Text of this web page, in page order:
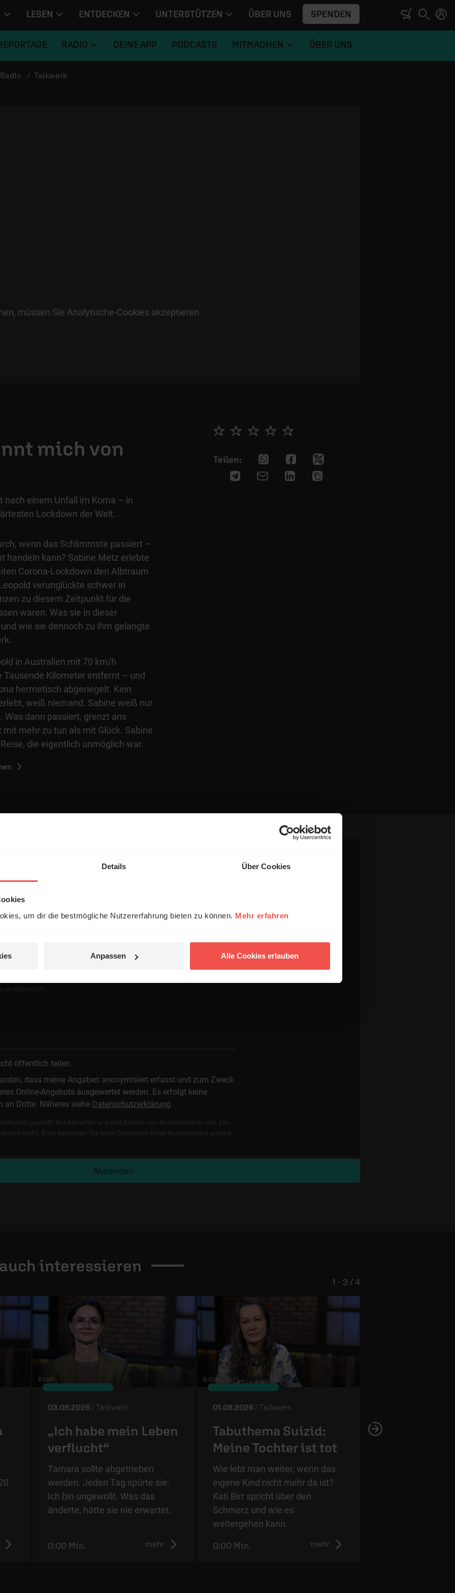
Details Über Cookies
um dir die bestmögliche Nutzererfahrung bieten zu können. Mehr erfahren
Anpassen Alle Cookies erlauben
LESEN ENTDECKEN UNTERSTÜTZEN ÜBER UNS SPENDEN
RADIO DEINE APP PODCASTS MITMACHEN ÜBER UNS
Radio Talkwerk
müssen Sie Analytische-Cookies akzeptieren.
mich von
nach einem Unfall im Koma – in
Lockdown der Welt.
wenn das Schlimmste passiert –
handeln kann? Sabine Metz erlebte
Corona-Lockdown den Albtraum
verunglückte schwer in
zu diesem Zeitpunkt für die
waren. Was sie in dieser
wie sie dennoch zu ihm gelangte
in Australien mit 70 km/h
Tausende Kilometer entfernt – und
hermetisch abgeriegelt. Kein
weiß niemand. Sabine weiß nur
Was dann passiert, grenzt ans
mehr zu tun als mit Glück. Sabine
die eigentlich unmöglich war.
öffentlich teilen.
dass meine Angaben anonymisiert erfasst und zum Zweck
Online-Angebots ausgewertet werden. Es erfolgt keine
an Dritte. Näheres siehe Datenschutzerklärung.
geprüft. Wir behalten uns das Kürzen von Kommentaren vor. Ein
nicht. Bitte beachten Sie beim Schreiben Ihres Kommentars unsere
Absenden
interessieren
© ERF
03.08.2026 / Talkwerk
„Ich habe mein Leben
verflucht“
Tamara sollte abgetrieben
werden. Jeden Tag spürte sie:
Ich bin ungewollt. Was das
änderte, hätte sie nie erwartet.
mehr
0:00 Min.
© ERF
01.08.2026 / Talkwerk
Tabuthema Suizid:
Meine Tochter ist tot
Wie lebt man weiter, wenn das
eigene Kind nicht mehr da ist?
Kati Birr spricht über den
Schmerz und wie es
weitergehen kann.
mehr
0:00 Min.
Was, wenn
1 - 3 / 4